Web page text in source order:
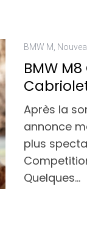
BMW M,
BMW
Après la
annonce
plus
Quelques…